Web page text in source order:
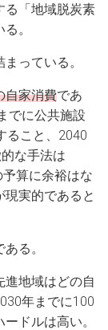
る「地域脱炭素
。
っている。
自家消費であ
でに公共施設
ること、2040
な手法は
算に余裕はな
現実的であると
ある。
地域はどの自
年までに100
ドルは高い。